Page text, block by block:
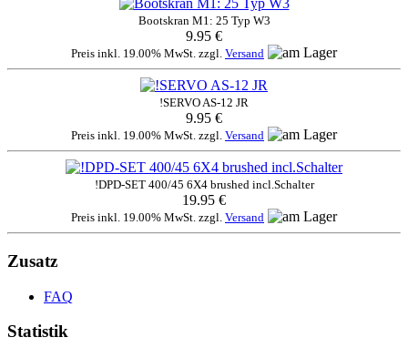
Bootskran M1: 25 Typ W3
9.95 €
Preis inkl. 19.00% MwSt. zzgl. Versand
!SERVO AS-12 JR
9.95 €
Preis inkl. 19.00% MwSt. zzgl. Versand
!DPD-SET 400/45 6X4 brushed incl.Schalter
19.95 €
Preis inkl. 19.00% MwSt. zzgl. Versand
Zusatz
FAQ
Statistik